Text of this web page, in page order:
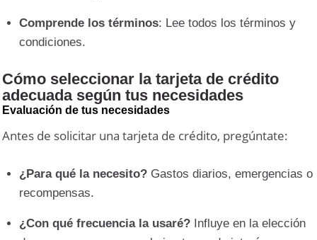
Comprende los términos: Lee todos los términos y
condiciones.
Cómo seleccionar la tarjeta de crédito
adecuada según tus necesidades
Evaluación de tus necesidades
Antes de solicitar una tarjeta de crédito, pregúntate:
¿Para qué la necesito? Gastos diarios, emergencias o
recompensas.
¿Con qué frecuencia la usaré? Influye en la elección